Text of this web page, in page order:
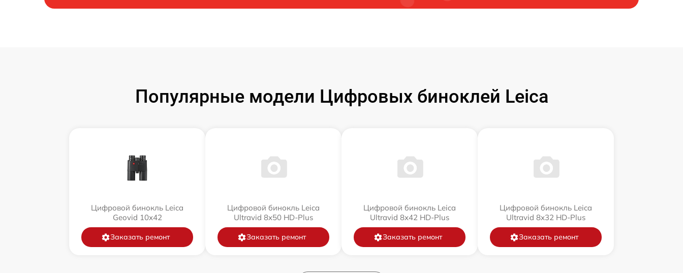
Популярные модели Цифровых биноклей Leica
Цифровой бинокль Leica
Geovid 10x42
Заказать ремонт
Цифровой бинокль Leica
Ultravid 8x50 HD-Plus
Заказать ремонт
Цифровой бинокль Leica
Ultravid 8x42 HD-Plus
Заказать ремонт
Цифровой бинокль Leica
Ultravid 8x32 HD-Plus
Заказать ремонт